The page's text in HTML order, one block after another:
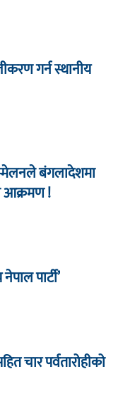
गर्न स्थानीय
बंगलादेशमा
आक्रमण !
पार्टी’
चार पर्वतारोहीको